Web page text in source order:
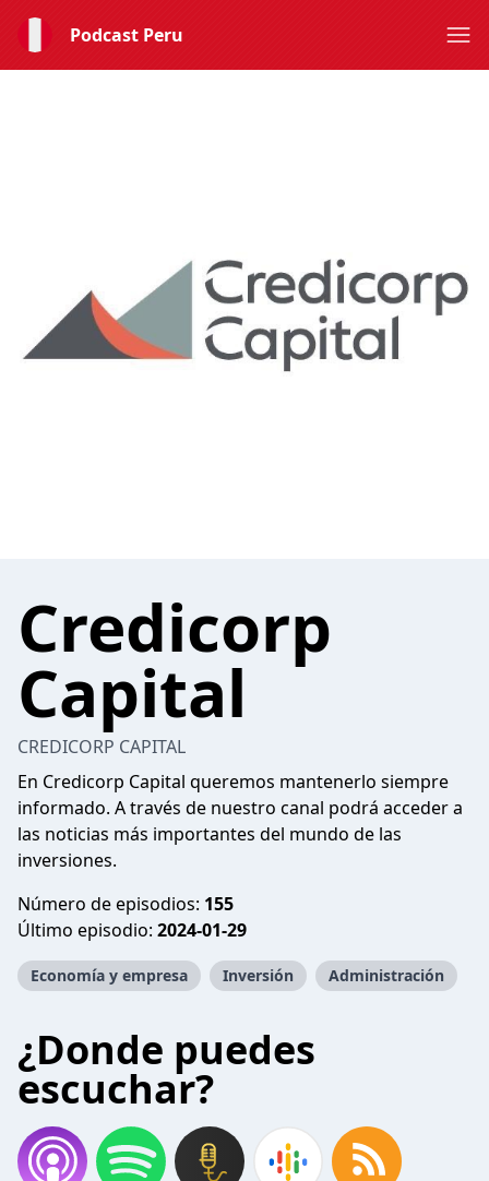
Podcast Peru
Credicorp
Capital
CREDICORP CAPITAL
En Credicorp Capital queremos mantenerlo siempre
informado. A través de nuestro canal podrá acceder a
las noticias más importantes del mundo de las
inversiones.
Número de episodios: 155
Último episodio: 2024-01-29
Economía y empresa Inversión Administración
¿Donde puedes
escuchar?